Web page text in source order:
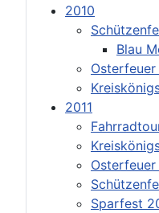
2010
Blau
Osterfeuer
2011
Osterfeuer
Sparfest